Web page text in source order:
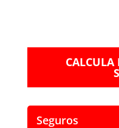
CALCULA
Seguros